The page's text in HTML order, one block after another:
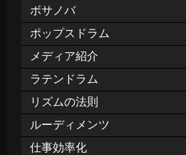
ボサノバ
ポップスドラム
メディア紹介
ラテンドラム
リズムの法則
ルーディメンツ
仕事効率化